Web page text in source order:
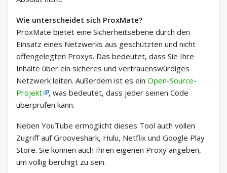
Wie unterscheidet sich ProxMate?
ProxMate bietet eine Sicherheitsebene durch den
Einsatz eines Netzwerks aus geschützten und nicht
offengelegten Proxys. Das bedeutet, dass Sie Ihre
Inhalte über ein sicheres und vertrauenswürdiges
Netzwerk leiten. Außerdem ist es ein Open-Source-
Projekt
, was bedeutet, dass jeder seinen Code
überprüfen kann.
Neben YouTube ermöglicht dieses Tool auch vollen
Zugriff auf Grooveshark, Hulu, Netflix und Google Play
Store. Sie können auch Ihren eigenen Proxy angeben,
um völlig beruhigt zu sein.